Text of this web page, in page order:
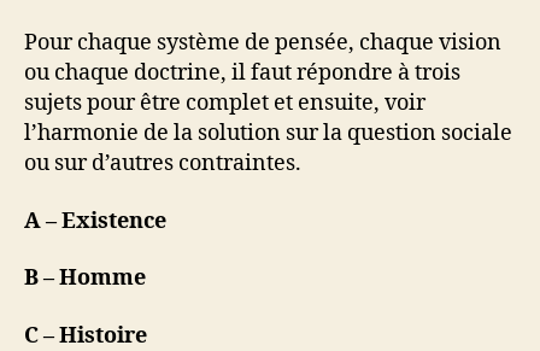
Pour chaque système de pensée, chaque vision
ou chaque doctrine, il faut répondre à trois
sujets pour être complet et ensuite, voir
l’harmonie de la solution sur la question sociale
ou sur d’autres contraintes.
A – Existence
B – Homme
C – Histoire